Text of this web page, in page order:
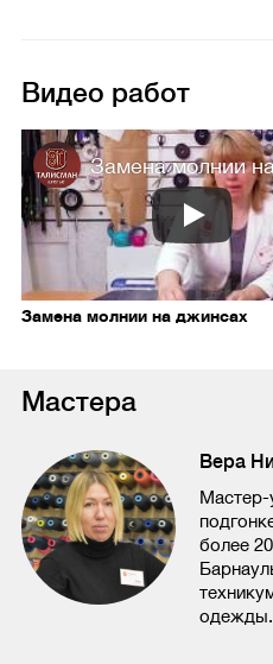
Видео работ
Замена молнии
Замена молнии на джинсах
Мастера
Вера
Мастер-
более